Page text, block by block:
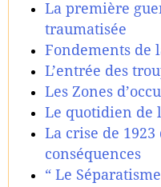
La première
traumatisée
Fondements de
L’entrée des
Les Zones
Le quotidien de
La crise de 1923
conséquences
“ Le